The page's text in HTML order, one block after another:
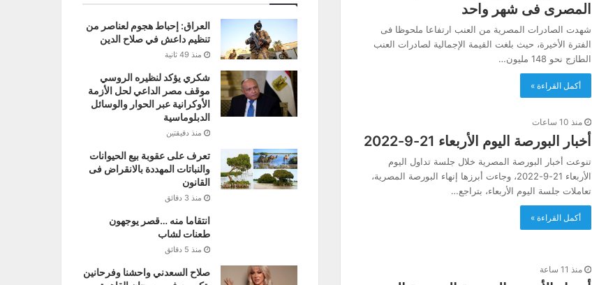
المصرى فى شهر واحد
شهدت الصادرات المصرية من العنب ارتفاعا ملحوظا فى
الفترة الأخيرة، حيث بلغت القيمة الإجمالية لصادرات العنب
الطازج نحو 148 مليون…
أكمل القراءة »
منذ 10 ساعات
أخبار البورصة اليوم الأربعاء 21-9-2022
تنوعت أخبار البورصة المصرية خلال جلسة تداول اليوم
الأربعاء 21-9-2022، وجاءت أبرزها إنهاء البورصة المصرية،
تعاملات جلسة اليوم الأربعاء، بتراجع…
أكمل القراءة »
منذ 11 ساعة
العراق: إحباط هجوم لعناصر من
تنظيم داعش في صلاح الدين
منذ 49 ثانية
شكري يؤكد لنظيره الروسي
موقف مصر الداعي لحل الأزمة
الأوكرانية عبر الحوار والوسائل
الدبلوماسية
منذ دقيقتين
تعرف على عقوبة بيع الحيوانات
والنباتات المهددة بالانقراض فى
القانون
منذ 3 دقائق
انتقاما منه …قصر يوجهون
طعنات لشاب
منذ 5 دقائق
صلاح السعدني واحشنا وفرحانين